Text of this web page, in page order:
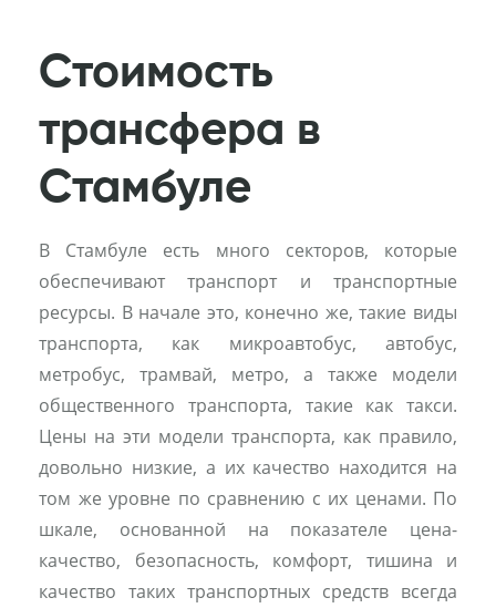
Стоимость
трансфера в
Стамбуле
В Стамбуле есть много секторов, которые
обеспечивают транспорт и транспортные
ресурсы. В начале это, конечно же, такие виды
транспорта, как микроавтобус, автобус,
метробус, трамвай, метро, ​​а также модели
общественного транспорта, такие как такси.
Цены на эти модели транспорта, как правило,
довольно низкие, а их качество находится на
том же уровне по сравнению с их ценами. По
шкале, основанной на показателе цена-
качество, безопасность, комфорт, тишина и
качество таких транспортных средств всегда